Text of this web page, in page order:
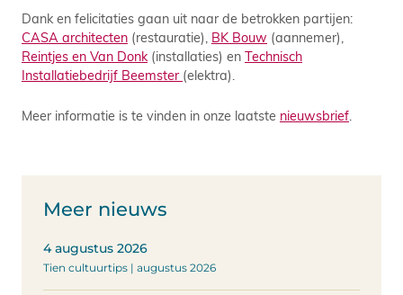
Dank en felicitaties gaan uit naar de betrokken partijen:
CASA architecten (restauratie), BK Bouw (aannemer),
Reintjes en Van Donk (installaties) en Technisch
Installatiebedrijf Beemster (elektra).
Meer informatie is te vinden in onze laatste nieuwsbrief
Meer nieuws
4 augustus 2026
Tien cultuurtips | augustus 2026